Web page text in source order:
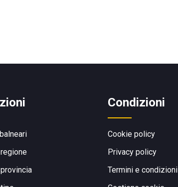
Condizioni
Cookie policy
Privacy policy
Termini e condizioni